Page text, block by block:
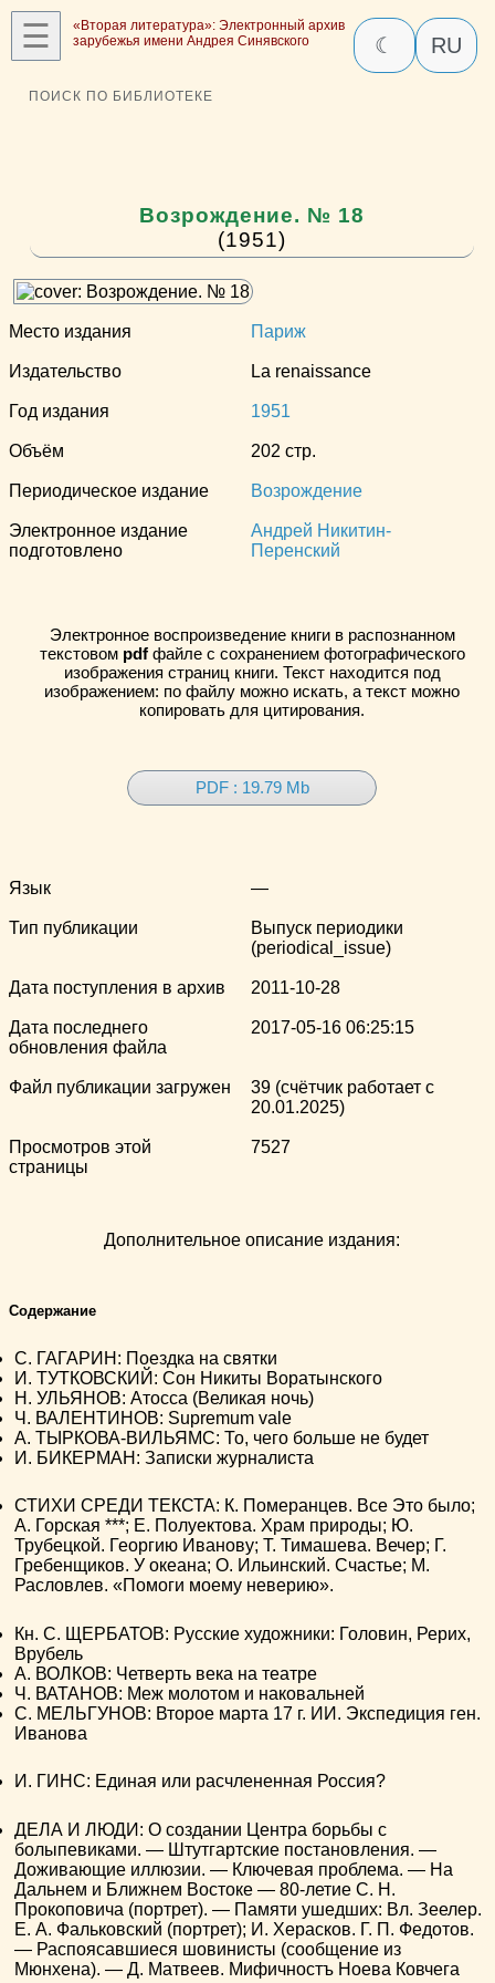
☰
«Вторая литература»: Электронный архив
зарубежья имени Андрея Синявского
☾ RU
ПОИСК ПО БИБЛИОТЕКЕ
Возрождение. № 18
(1951)
Место издания Париж
Издательство La renaissance
Год издания 1951
Объём 202 стр.
Периодическое издание Возрождение
Электронное издание
подготовлено
Андрей Никитин-
Перенский
Электронное воспроизведение книги в распознанном
текстовом pdfфайле с сохранением фотографического
изображения страниц книги. Текст находится под
изображением: по файлу можно искать, а текст можно
копировать для цитирования.
PDF : 19.79 Mb
Язык —
Тип публикации
Выпуск периодики
(periodical_issue)
Дата поступления в архив 2011-10-28
Дата последнего
обновления файла
2017-05-16 06:25:15
Файл публикации загружен
39 (счётчик работает с
20.01.2025)
Просмотров этой
страницы
7527
Дополнительное описание издания:
Содержание
С. ГАГАРИН: Поездка на святки
И. ТУТКОВСКИЙ: Сон Никиты Воратынского
Н. УЛЬЯНОВ: Атосса (Великая ночь)
Ч. ВАЛЕНТИНОВ: Supremum vale
А. ТЫРКОВА-ВИЛЬЯМС: То, чего больше не будет
И. БИКЕРМАН: Записки журналиста
СТИХИ СРЕДИ ТЕКСТА: К. Померанцев. Все Это было;
А. Горская ***; Е. Полуектова. Храм природы; Ю.
Трубецкой. Георгию Иванову; Т. Тимашева. Вечер; Г.
Гребенщиков. У океана; О. Ильинский. Счастье; М.
Расловлев. «Помоги моему неверию».
Кн. С. ЩЕРБАТОВ: Русские художники: Головин, Рерих,
Врубель
А. ВОЛКОВ: Четверть века на театре
Ч. ВАТАНОВ: Меж молотом и наковальней
С. МЕЛЬГУНОВ: Второе марта 17 г. ИИ. Экспедиция ген.
Иванова
И. ГИНС: Единая или расчлененная Россия?
ДЕЛА И ЛЮДИ: О создании Центра борьбы с
болыпевиками. — Штутгартские постановления. —
Доживающие иллюзии. — Ключевая проблема. — На
Дальнем и Ближнем Востоке — 80-летие С. Н.
Прокоповича (портрет). — Памяти ушедших: Вл. Зеелер.
Е. А. Фальковский (портрет); И. Херасков. Г. П. Федотов.
— Распоясавшиеся шовинисты (сообщение из
Мюнхена). — Д. Матвеев. Мифичностъ Ноева Ковчега